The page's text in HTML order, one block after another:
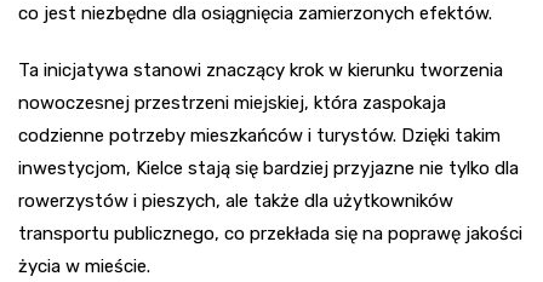
co jest niezbędne dla osiągnięcia zamierzonych efektów.
Ta inicjatywa stanowi znaczący krok w kierunku tworzenia
nowoczesnej przestrzeni miejskiej, która zaspokaja
codzienne potrzeby mieszkańców i turystów. Dzięki takim
inwestycjom, Kielce stają się bardziej przyjazne nie tylko dla
rowerzystów i pieszych, ale także dla użytkowników
transportu publicznego, co przekłada się na poprawę jakości
życia w mieście.